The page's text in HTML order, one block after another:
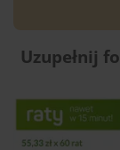
Uzupełnij